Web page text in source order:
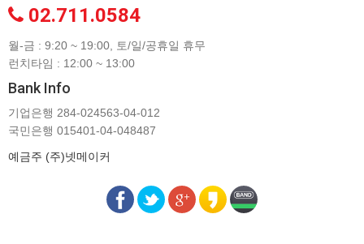
02.711.0584
월-금 : 9:20 ~ 19:00, 토/일/공휴일 휴무
런치타임 : 12:00 ~ 13:00
Bank Info
기업은행 284-024563-04-012
국민은행 015401-04-048487
예금주 (주)넷메이커